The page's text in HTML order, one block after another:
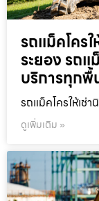
รถแม็คโคร
ระยอง รถแ
บริการทุกพื้
รถแม็คโครให้เช่
ดูเพิ่มเติม »